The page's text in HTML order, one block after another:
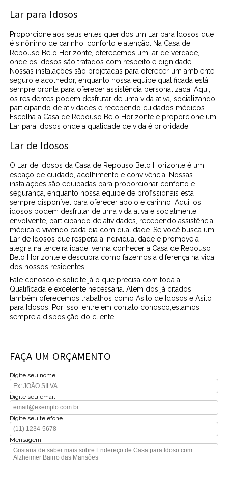
Lar para Idosos
Proporcione aos seus entes queridos um Lar para Idosos que
é sinônimo de carinho, conforto e atenção. Na Casa de
Repouso Belo Horizonte, oferecemos um lar de verdade,
onde os idosos são tratados com respeito e dignidade.
Nossas instalações são projetadas para oferecer um ambiente
seguro e acolhedor, enquanto nossa equipe qualificada está
sempre pronta para oferecer assistência personalizada. Aqui,
os residentes podem desfrutar de uma vida ativa, socializando,
participando de atividades e recebendo cuidados médicos.
Escolha a Casa de Repouso Belo Horizonte e proporcione um
Lar para Idosos onde a qualidade de vida é prioridade.
Lar de Idosos
O Lar de Idosos da Casa de Repouso Belo Horizonte é um
espaço de cuidado, acolhimento e convivência. Nossas
instalações são equipadas para proporcionar conforto e
segurança, enquanto nossa equipe de profissionais está
sempre disponível para oferecer apoio e carinho. Aqui, os
idosos podem desfrutar de uma vida ativa e socialmente
envolvente, participando de atividades, recebendo assistência
médica e vivendo cada dia com qualidade. Se você busca um
Lar de Idosos que respeita a individualidade e promove a
alegria na terceira idade, venha conhecer a Casa de Repouso
Belo Horizonte e descubra como fazemos a diferença na vida
dos nossos residentes.
Fale conosco e solicite já o que precisa com toda a
Qualificada e excelente necessária. Além dos já citados,
também oferecemos trabalhos como Asilo de Idosos e Asilo
para Idosos. Por isso, entre em contato conosco,estamos
sempre a disposição do cliente.
FAÇA UM ORÇAMENTO
Digite seu nome
Digite seu email
Digite seu telefone
Mensagem